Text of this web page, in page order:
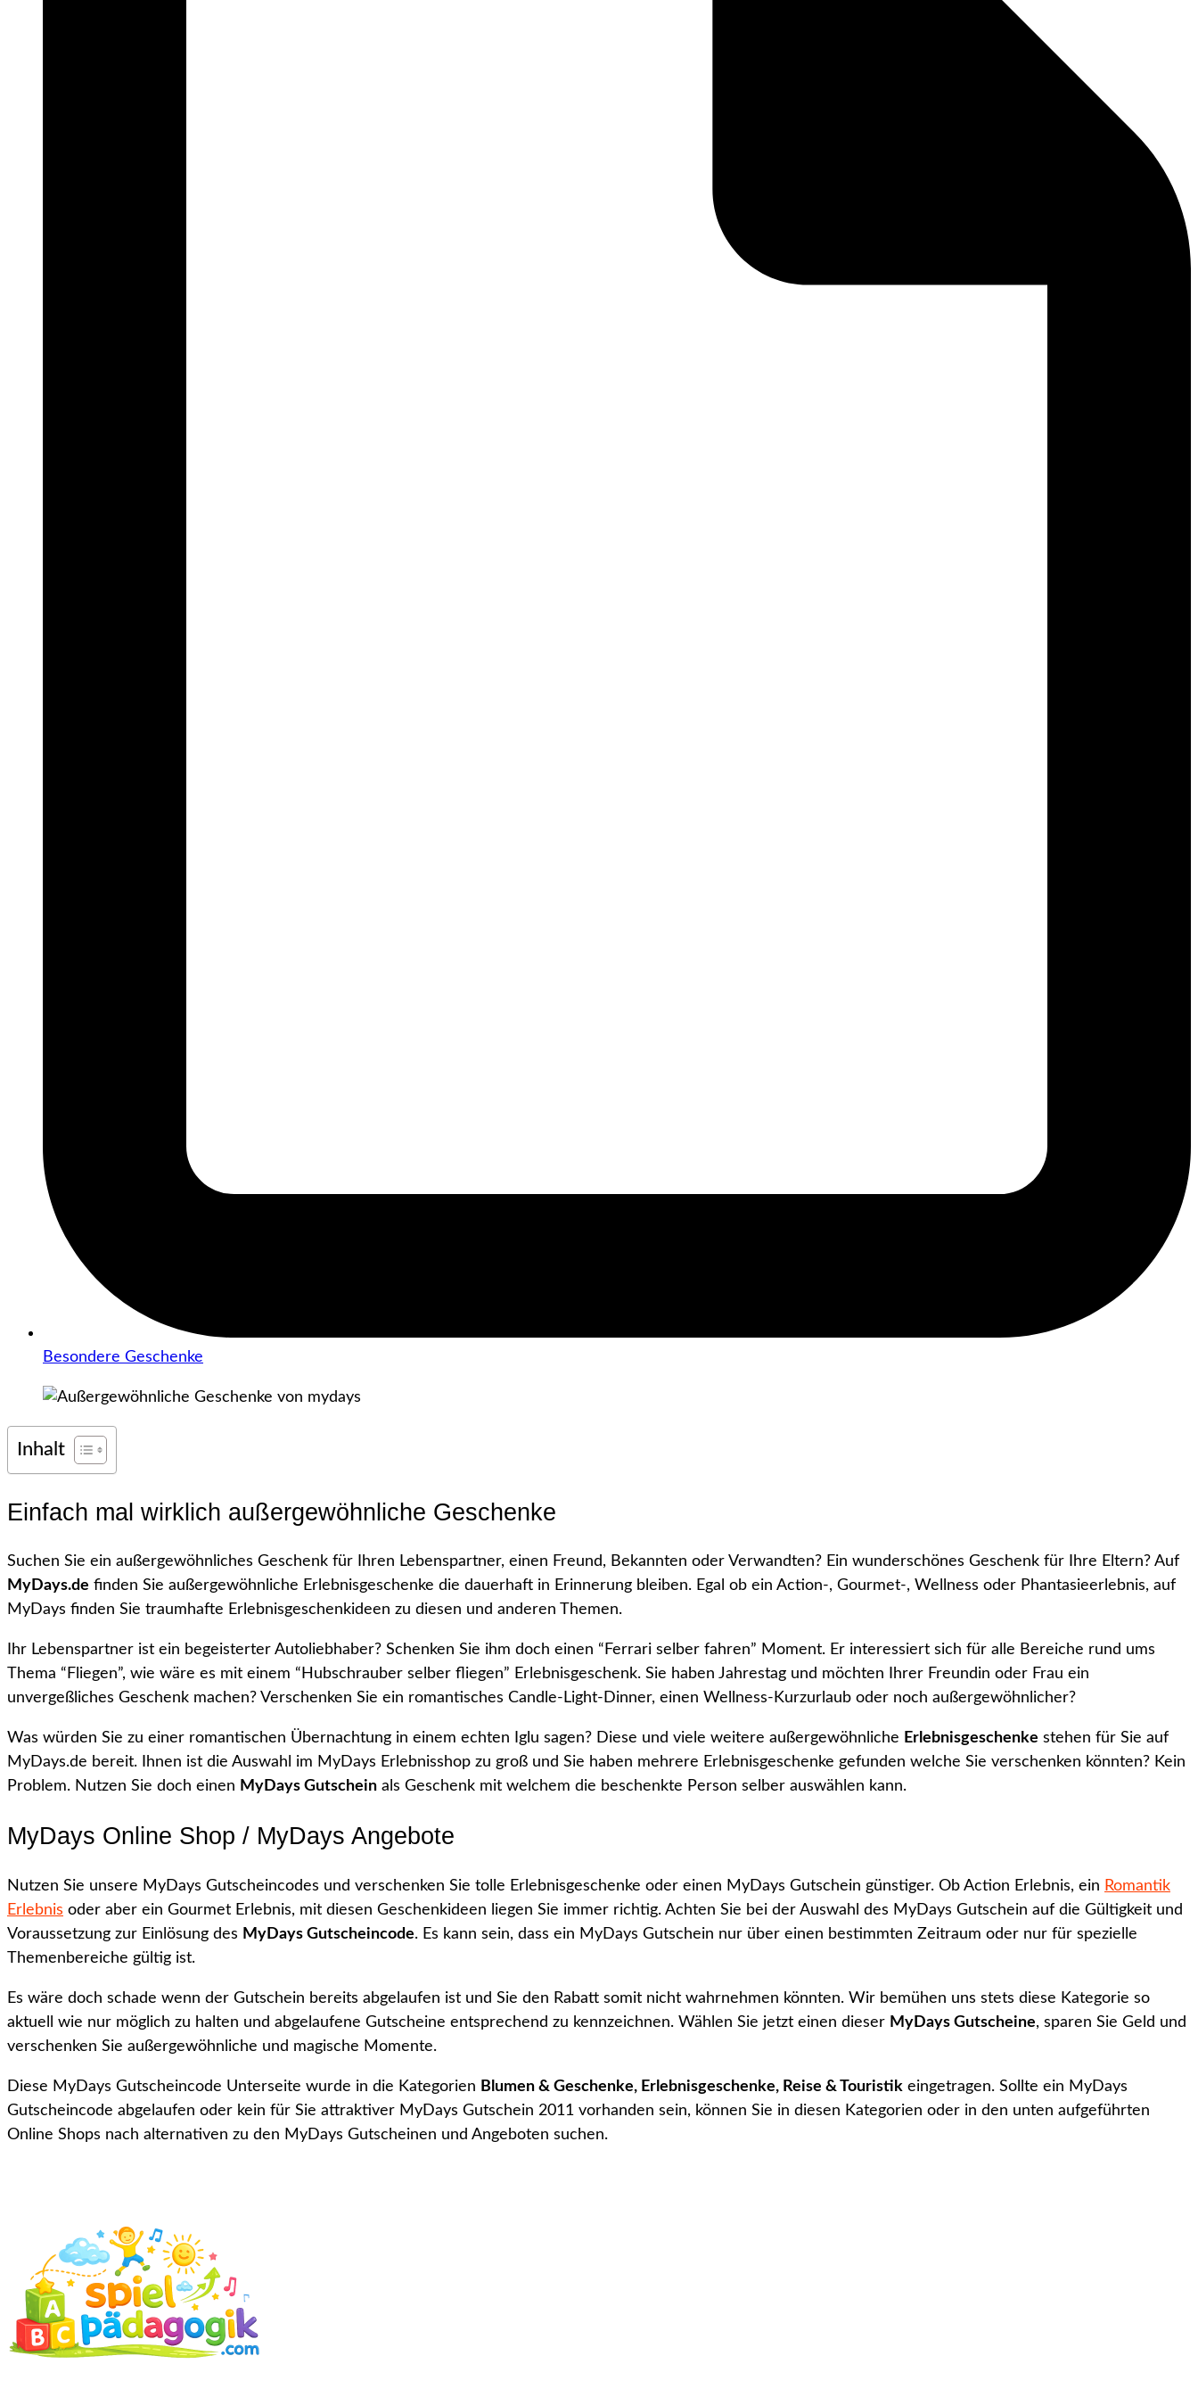
Besondere Geschenke
Inhalt
Einfach mal wirklich außergewöhnliche Geschenke
Suchen Sie ein außergewöhnliches Geschenk für Ihren Lebenspartner, einen Freund, Bekannten oder Verwandten? Ein wunderschönes Geschenk für Ihre Eltern? Auf
MyDays.de finden Sie außergewöhnliche Erlebnisgeschenke die dauerhaft in Erinnerung bleiben. Egal ob ein Action-, Gourmet-, Wellness oder Phantasieerlebnis, auf
MyDays finden Sie traumhafte Erlebnisgeschenkideen zu diesen und anderen Themen.
Ihr Lebenspartner ist ein begeisterter Autoliebhaber? Schenken Sie ihm doch einen “Ferrari selber fahren” Moment. Er interessiert sich für alle Bereiche rund ums
Thema “Fliegen”, wie wäre es mit einem “Hubschrauber selber fliegen” Erlebnisgeschenk. Sie haben Jahrestag und möchten Ihrer Freundin oder Frau ein
unvergeßliches Geschenk machen? Verschenken Sie ein romantisches Candle-Light-Dinner, einen Wellness-Kurzurlaub oder noch außergewöhnlicher?
Was würden Sie zu einer romantischen Übernachtung in einem echten Iglu sagen? Diese und viele weitere außergewöhnliche Erlebnisgeschenke stehen für Sie auf
MyDays.de bereit. Ihnen ist die Auswahl im MyDays Erlebnisshop zu groß und Sie haben mehrere Erlebnisgeschenke gefunden welche Sie verschenken könnten? Kein
Problem. Nutzen Sie doch einen MyDays Gutschein als Geschenk mit welchem die beschenkte Person selber auswählen kann.
MyDays Online Shop / MyDays Angebote
Nutzen Sie unsere MyDays Gutscheincodes und verschenken Sie tolle Erlebnisgeschenke oder einen MyDays Gutschein günstiger. Ob Action Erlebnis, ein Romantik
Erlebnis oder aber ein Gourmet Erlebnis, mit diesen Geschenkideen liegen Sie immer richtig. Achten Sie bei der Auswahl des MyDays Gutschein auf die Gültigkeit und
Voraussetzung zur Einlösung des MyDays Gutscheincode. Es kann sein, dass ein MyDays Gutschein nur über einen bestimmten Zeitraum oder nur für spezielle
Themenbereiche gültig ist.
Es wäre doch schade wenn der Gutschein bereits abgelaufen ist und Sie den Rabatt somit nicht wahrnehmen könnten. Wir bemühen uns stets diese Kategorie so
aktuell wie nur möglich zu halten und abgelaufene Gutscheine entsprechend zu kennzeichnen. Wählen Sie jetzt einen dieser MyDays Gutscheine, sparen Sie Geld und
verschenken Sie außergewöhnliche und magische Momente.
Diese MyDays Gutscheincode Unterseite wurde in die Kategorien Blumen & Geschenke, Erlebnisgeschenke, Reise & Touristik eingetragen. Sollte ein MyDays
Gutscheincode abgelaufen oder kein für Sie attraktiver MyDays Gutschein 2011 vorhanden sein, können Sie in diesen Kategorien oder in den unten aufgeführten
Online Shops nach alternativen zu den MyDays Gutscheinen und Angeboten suchen.